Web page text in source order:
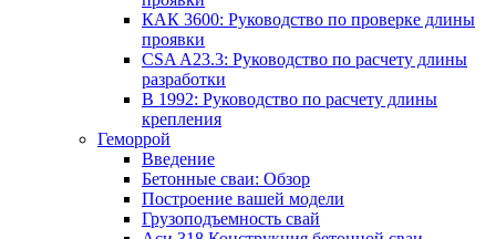
КАК 3600: Руководство по проверке длины
проявки
CSA A23.3: Руководство по расчету длины
разработки
В 1992: Руководство по расчету длины
крепления
Геморрой
Введение
Бетонные сваи: Обзор
Построение вашей модели
Грузоподъемность свай